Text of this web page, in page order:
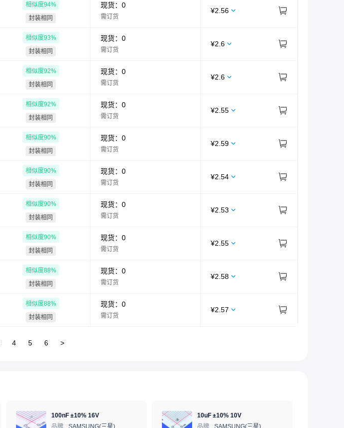
相似度94%
封装相同
现货： 0
需订货
¥2.56
相似度93%
封装相同
现货： 0
需订货
¥2.6
相似度92%
封装相同
现货： 0
需订货
¥2.6
相似度92%
封装相同
现货： 0
需订货
¥2.55
相似度90%
封装相同
现货： 0
需订货
¥2.59
相似度90%
封装相同
现货： 0
需订货
¥2.54
相似度90%
封装相同
现货： 0
需订货
¥2.53
相似度90%
封装相同
现货： 0
需订货
¥2.55
相似度88%
封装相同
现货： 0
需订货
¥2.58
相似度88%
封装相同
现货： 0
需订货
¥2.57
4 5 6 >
100nF ±10% 16V
品牌
SAMSUNG(三星)
10uF ±10% 10V
品牌
SAMSUNG(三星)